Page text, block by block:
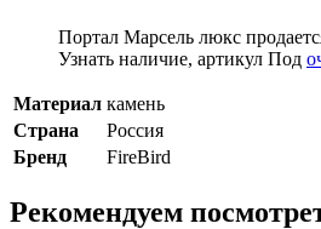
Портал Марсель люкс
Узнать наличие, артикул Под
Материал камень
Страна
Россия
Бренд
FireBird
Рекомендуем